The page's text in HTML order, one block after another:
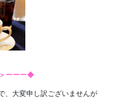
ーーー◆
、大変申し訳ございませんが